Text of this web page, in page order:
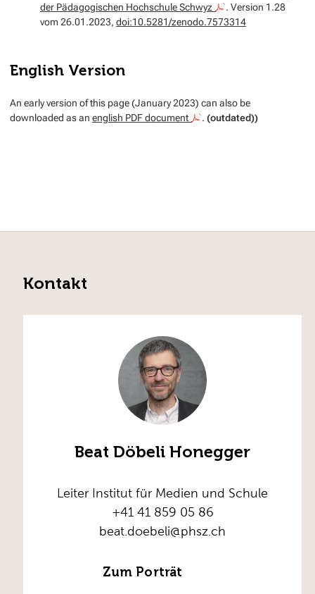
der Pädagogischen Hochschule Schwyz
. Version 1.28
vom 26.01.2023,doi:10.5281/zenodo.7573314
English Version
An early version of this page (January 2023) can also be
downloaded as an english PDF document . (outdated))
Kontakt
Beat Döbeli Honegger
Leiter Institut für Medien und Schule
+41 41 859 05 86
beat.doebeli@phsz.ch
Zum Porträt